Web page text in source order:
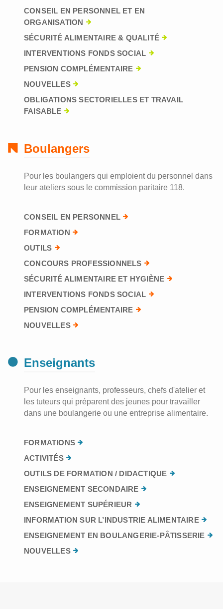
CONSEIL EN PERSONNEL ET EN
ORGANISATION
SÉCURITÉ ALIMENTAIRE & QUALITÉ
INTERVENTIONS FONDS SOCIAL
PENSION COMPLÉMENTAIRE
NOUVELLES
OBLIGATIONS SECTORIELLES ET TRAVAIL
FAISABLE
Boulangers
Pour les boulangers qui emploient du personnel dans
leur ateliers sous le commission paritaire 118.
CONSEIL EN PERSONNEL
FORMATION
OUTILS
CONCOURS PROFESSIONNELS
SÉCURITÉ ALIMENTAIRE ET HYGIÈNE
INTERVENTIONS FONDS SOCIAL
PENSION COMPLÉMENTAIRE
NOUVELLES
Enseignants
Pour les enseignants, professeurs, chefs d'atelier et
les tuteurs qui préparent des jeunes pour travailler
dans une boulangerie ou une entreprise alimentaire.
FORMATIONS
ACTIVITÉS
OUTILS DE FORMATION / DIDACTIQUE
ENSEIGNEMENT SECONDAIRE
ENSEIGNEMENT SUPÉRIEUR
INFORMATION SUR L’INDUSTRIE ALIMENTAIRE
ENSEIGNEMENT EN BOULANGERIE-PÂTISSERIE
NOUVELLES